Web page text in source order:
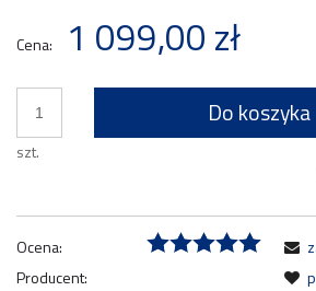
Cena: 1 099,00 zł
szt.
Do koszyka
Ocena:
Producent: